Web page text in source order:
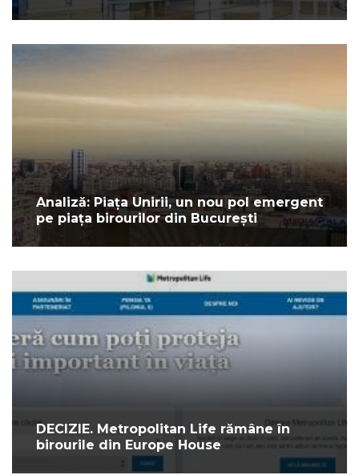
Analiză: Piața Unirii, un nou pol emergent
pe piața birourilor din București
DECIZIE. Metropolitan Life rămâne în
birourile din Europe House